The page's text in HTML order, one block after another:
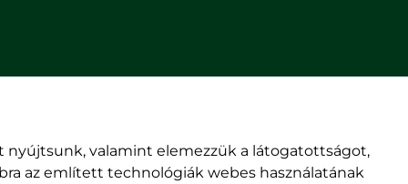
nyújtsunk, valamint elemezzük a látogatottságot,
az említett technológiák webes használatának